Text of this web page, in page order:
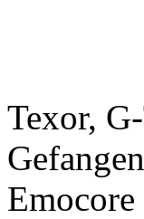
Texor,